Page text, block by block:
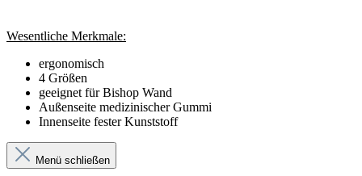
Wesentliche Merkmale:
ergonomisch
4 Größen
geeignet für Bishop Wand
Außenseite medizinischer Gummi
Innenseite fester Kunststoff
Menü schließen